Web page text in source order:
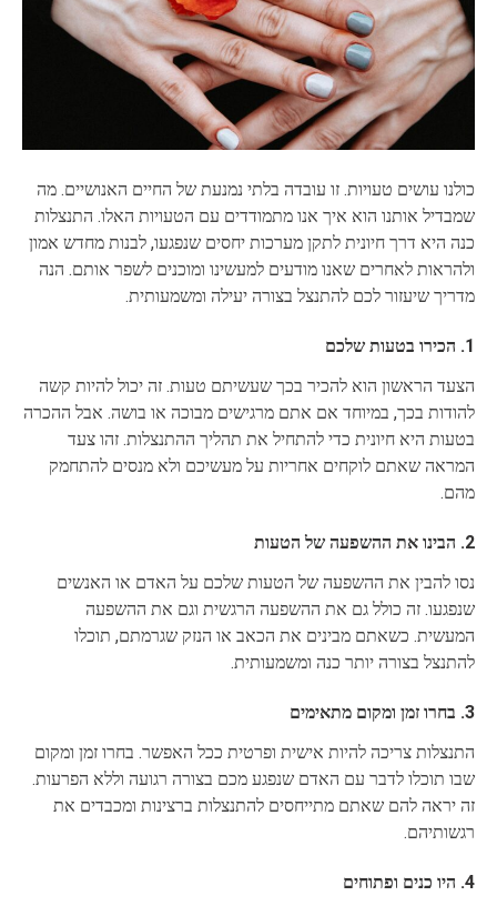
כולנו עושים טעויות. זו עובדה בלתי נמנעת של החיים האנושיים. מה
שמבדיל אותנו הוא איך אנו מתמודדים עם הטעויות האלו. התנצלות
כנה היא דרך חיונית לתקן מערכות יחסים שנפגעו, לבנות מחדש אמון
ולהראות לאחרים שאנו מודעים למעשינו ומוכנים לשפר אותם. הנה
מדריך שיעזור לכם להתנצל בצורה יעילה ומשמעותית.
1. הכירו בטעות שלכם
הצעד הראשון הוא להכיר בכך שעשיתם טעות. זה יכול להיות קשה
להודות בכך, במיוחד אם אתם מרגישים מבוכה או בושה. אבל ההכרה
בטעות היא חיונית כדי להתחיל את תהליך ההתנצלות. זהו צעד
המראה שאתם לוקחים אחריות על מעשיכם ולא מנסים להתחמק
מהם.
2. הבינו את ההשפעה של הטעות
נסו להבין את ההשפעה של הטעות שלכם על האדם או האנשים
שנפגעו. זה כולל גם את ההשפעה הרגשית וגם את ההשפעה
המעשית. כשאתם מבינים את הכאב או הנזק שגרמתם, תוכלו
להתנצל בצורה יותר כנה ומשמעותית.
3. בחרו זמן ומקום מתאימים
התנצלות צריכה להיות אישית ופרטית ככל האפשר. בחרו זמן ומקום
שבו תוכלו לדבר עם האדם שנפגע מכם בצורה רגועה וללא הפרעות.
זה יראה להם שאתם מתייחסים להתנצלות ברצינות ומכבדים את
רגשותיהם.
4. היו כנים ופתוחים